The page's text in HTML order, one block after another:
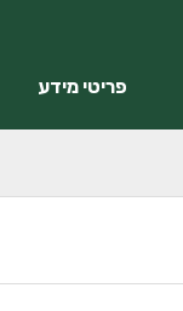
פריטי מידע